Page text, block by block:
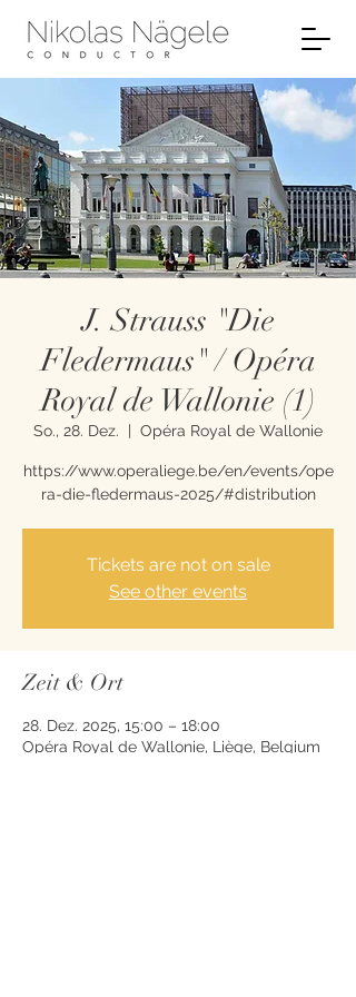
J. Strauss "Die
Fledermaus" / Opéra
Royal de Wallonie (1)
So., 28. Dez.
  |
Opéra Royal de Wallonie
https://www.operaliege.be/en/events/ope
ra-die-fledermaus-2025/#distribution
Tickets are not on sale
See other events
Zeit & Ort
28. Dez. 2025, 15:00 – 18:00
Opéra Royal de Wallonie, Liège, Belgium